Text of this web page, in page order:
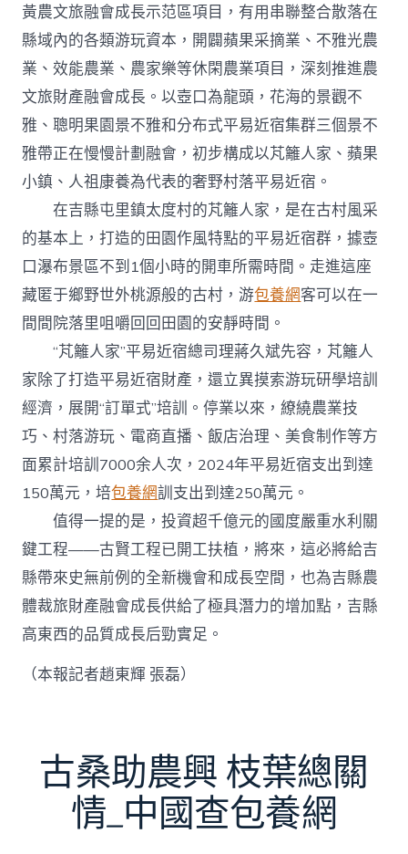
黃農文旅融會成長示范區項目，有用串聯整合散落在
縣域內的各類游玩資本，開闢蘋果采摘業、不雅光農
業、效能農業、農家樂等休閑農業項目，深刻推進農
文旅財產融會成長。以壺口為龍頭，花海的景觀不
雅、聰明果園景不雅和分布式平易近宿集群三個景不
雅帶正在慢慢計劃融會，初步構成以芃籬人家、蘋果
小鎮、人祖康養為代表的奢野村落平易近宿。
在吉縣屯里鎮太度村的芃籬人家，是在古村風采
的基本上，打造的田園作風特點的平易近宿群，據壺
口瀑布景區不到1個小時的開車所需時間。走進這座
藏匿于鄉野世外桃源般的古村，游包養網客可以在一
間間院落里咀嚼回回田園的安靜時間。
“芃籬人家”平易近宿總司理蔣久斌先容，芃籬人
家除了打造平易近宿財產，還立異摸索游玩研學培訓
經濟，展開“訂單式”培訓。停業以來，繚繞農業技
巧、村落游玩、電商直播、飯店治理、美食制作等方
面累計培訓7000余人次，2024年平易近宿支出到達
150萬元，培包養網訓支出到達250萬元。
值得一提的是，投資超千億元的國度嚴重水利關
鍵工程——古賢工程已開工扶植，將來，這必將給吉
縣帶來史無前例的全新機會和成長空間，也為吉縣農
體裁旅財產融會成長供給了極具潛力的增加點，吉縣
高東西的品質成長后勁實足。
（本報記者趙東輝 張磊）
古桑助農興 枝葉總關
情_中國查包養網